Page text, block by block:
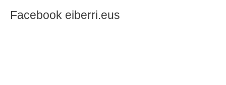
Facebook eiberri.eus